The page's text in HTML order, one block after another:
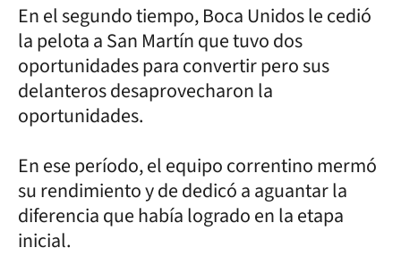
En el segundo tiempo, Boca Unidos le cedió
la pelota a San Martín que tuvo dos
oportunidades para convertir pero sus
delanteros desaprovecharon la
oportunidades.
En ese período, el equipo correntino mermó
su rendimiento y de dedicó a aguantar la
diferencia que había logrado en la etapa
inicial.